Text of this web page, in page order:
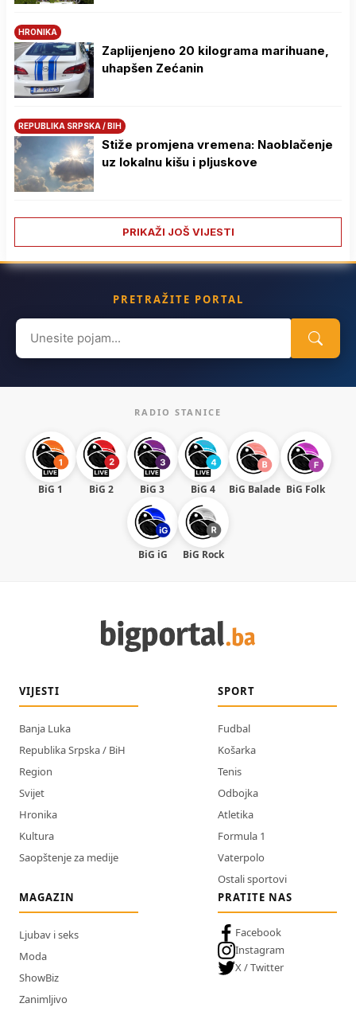
HRONIKA
Zaplijenjeno 20 kilograma marihuane,
uhapšen Zećanin
REPUBLIKA SRPSKA / BIH
Stiže promjena vremena: Naoblačenje
uz lokalnu kišu i pljuskove
PRIKAŽI JOŠ VIJESTI
PRETRAŽITE PORTAL
Search
for:
RADIO STANICE
BiG 1 BiG 2 BiG 3 BiG 4 BiG Balade BiG Folk
BiG iG BiG Rock
VIJESTI
Banja Luka
Republika Srpska / BiH
Region
Svijet
Hronika
Kultura
Saopštenje za medije
SPORT
Fudbal
Košarka
Tenis
Odbojka
Atletika
Formula 1
Vaterpolo
Ostali sportovi
MAGAZIN
Ljubav i seks
Moda
ShowBiz
Zanimljivo
PRATITE NAS
Facebook
Instagram
X / Twitter